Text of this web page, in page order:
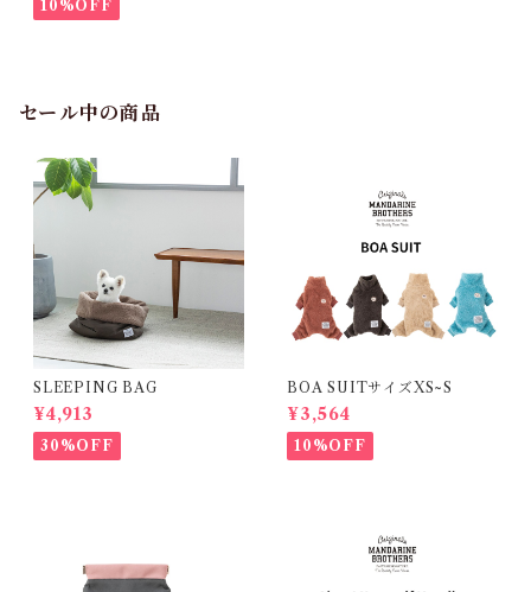
10%OFF
セール中の商品
SLEEPING BAG
¥4,913
30%OFF
BOA SUITサイズXS~S
¥3,564
10%OFF